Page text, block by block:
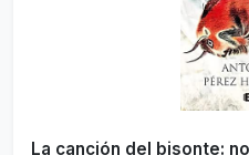
La canción del bisonte: